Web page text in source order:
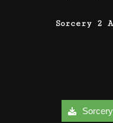
Sorcery 2